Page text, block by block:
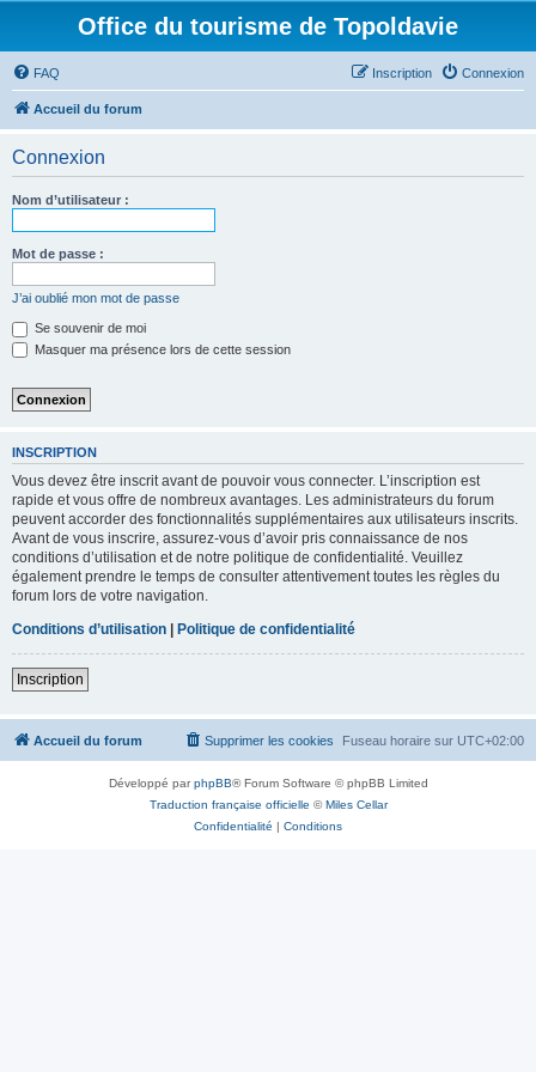
Office du tourisme de Topoldavie
FAQ Connexion
Inscription
Accueil du forum
Connexion
Nom d’utilisateur :
Mot de passe :
J’ai oublié mon mot de passe
Se souvenir de moi
Masquer ma présence lors de cette session
INSCRIPTION
Vous devez être inscrit avant de pouvoir vous connecter. L’inscription est
rapide et vous offre de nombreux avantages. Les administrateurs du forum
peuvent accorder des fonctionnalités supplémentaires aux utilisateurs inscrits.
Avant de vous inscrire, assurez-vous d’avoir pris connaissance de nos
conditions d’utilisation et de notre politique de confidentialité. Veuillez
également prendre le temps de consulter attentivement toutes les règles du
forum lors de votre navigation.
Conditions d’utilisation | Politique de confidentialité
Inscription
Accueil du forum Fuseau horaire sur UTC+02:00
Supprimer les cookies
Développé parphpBB® Forum Software © phpBB Limited
Traduction française officielle ©Miles Cellar
Confidentialité | Conditions